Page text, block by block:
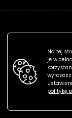
Na tej
je w
politykę